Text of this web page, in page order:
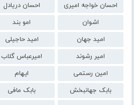
احسان خواجه امیری
احسان دریادل
اشوان
امو بند
امید جهان
امید حاجیلی
امیر رشوند
امیرعباس گلاب
امین رستمی
ایهام
بابک جهانبخش
بابک مافی